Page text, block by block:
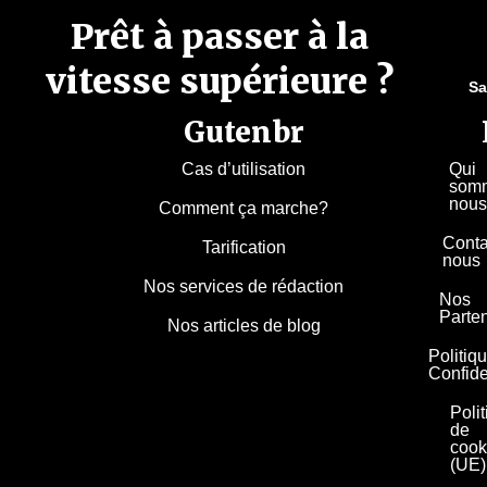
Prêt à passer à la
vitesse supérieure ?
Gutenbr
Cas d’utilisation
Comment ça marche?
Tarification
Nos services de rédaction
Nos articles de blog
Qui
nous
Nos
de
(UE)